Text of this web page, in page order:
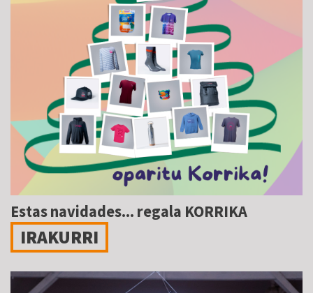
Estas navidades... regala KORRIKA
IRAKURRI